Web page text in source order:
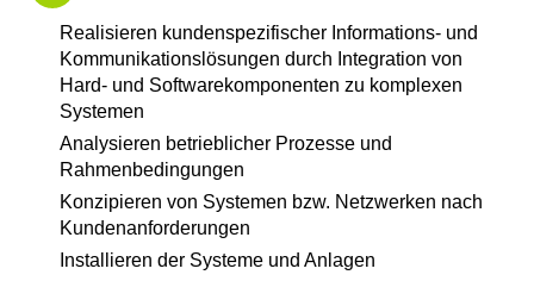
Realisieren kundenspezifischer Informations- und
Kommunikationslösungen durch Integration von
Hard- und Softwarekomponenten zu komplexen
Systemen
Analysieren betrieblicher Prozesse und
Rahmenbedingungen
Konzipieren von Systemen bzw. Netzwerken nach
Kundenanforderungen
Installieren der Systeme und Anlagen